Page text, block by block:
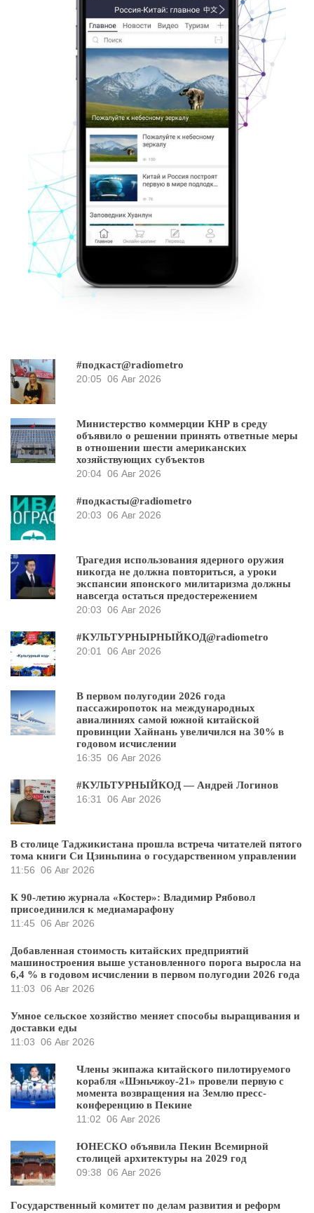
#подкаст@radiometro
20:05 06 Авг 2026
Министерство коммерции КНР в среду
объявило о решении принять ответные меры
в отношении шести американских
хозяйствующих субъектов
20:04 06 Авг 2026
#подкасты@radiometro
20:03 06 Авг 2026
Трагедия использования ядерного оружия
никогда не должна повториться, а уроки
экспансии японского милитаризма должны
навсегда остаться предостережением
20:03 06 Авг 2026
#КУЛЬТУРНЫРНЫЙКОД@radiometro
20:01 06 Авг 2026
В первом полугодии 2026 года
пассажиропоток на международных
авиалиниях самой южной китайской
провинции Хайнань увеличился на 30% в
годовом исчислении
16:35 06 Авг 2026
#КУЛЬТУРНЫЙКОД — Андрей Логинов
16:31 06 Авг 2026
В столице Таджикистана прошла встреча читателей пятого
тома книги Си Цзиньпина о государственном управлении
11:56 06 Авг 2026
К 90-летию журнала «Костер»: Владимир Рябовол
присоединился к медиамарафону
11:45 06 Авг 2026
Добавленная стоимость китайских предприятий
машиностроения выше установленного порога выросла на
6,4 % в годовом исчислении в первом полугодии 2026 года
11:03 06 Авг 2026
Умное сельское хозяйство меняет способы выращивания и
доставки еды
11:03 06 Авг 2026
Члены экипажа китайского пилотируемого
корабля «Шэньчжоу-21» провели первую с
момента возвращения на Землю пресс-
конференцию в Пекине
11:02 06 Авг 2026
ЮНЕСКО объявила Пекин Всемирной
столицей архитектуры на 2029 год
09:38 06 Авг 2026
Государственный комитет по делам развития и реформ